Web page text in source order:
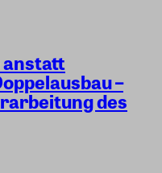
anstatt
–
des